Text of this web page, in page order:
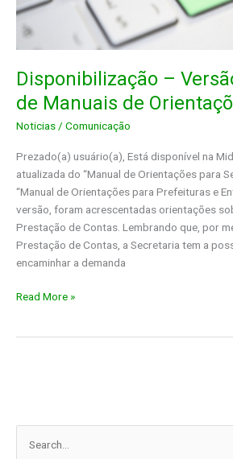
Disponibilização –
de Manuais de
Noticias/ Comunicação
Prezado(a) usuário(a), Está disponível na
atualizada do “Manual de Orientações para
“Manual de Orientações para Prefeituras e
versão, foram acrescentadas orientações
Prestação de Contas. Lembrando que, por
Prestação de Contas, a Secretaria tem a
encaminhar a demanda
Disponibilização
Read More »